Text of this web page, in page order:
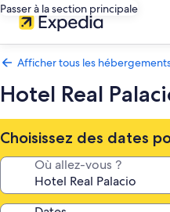
Passer à la section principale
Afficher tous les
Hotel Real
Choisissez des dates
Où allez-vous ?